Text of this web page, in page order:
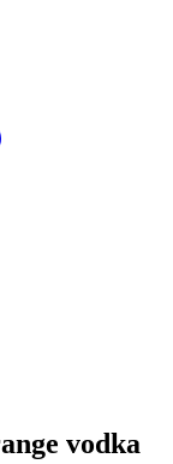
vodka